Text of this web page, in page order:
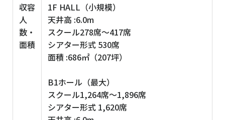
収容
人
数・
面積
1F HALL（小規模）
天井高 :6.0m
スクール278席～417席
シアター形式 530席
面積 :686㎡（207坪）
B1ホール（最大）
スクール1,264席～1,896席
シアター形式 1,620席